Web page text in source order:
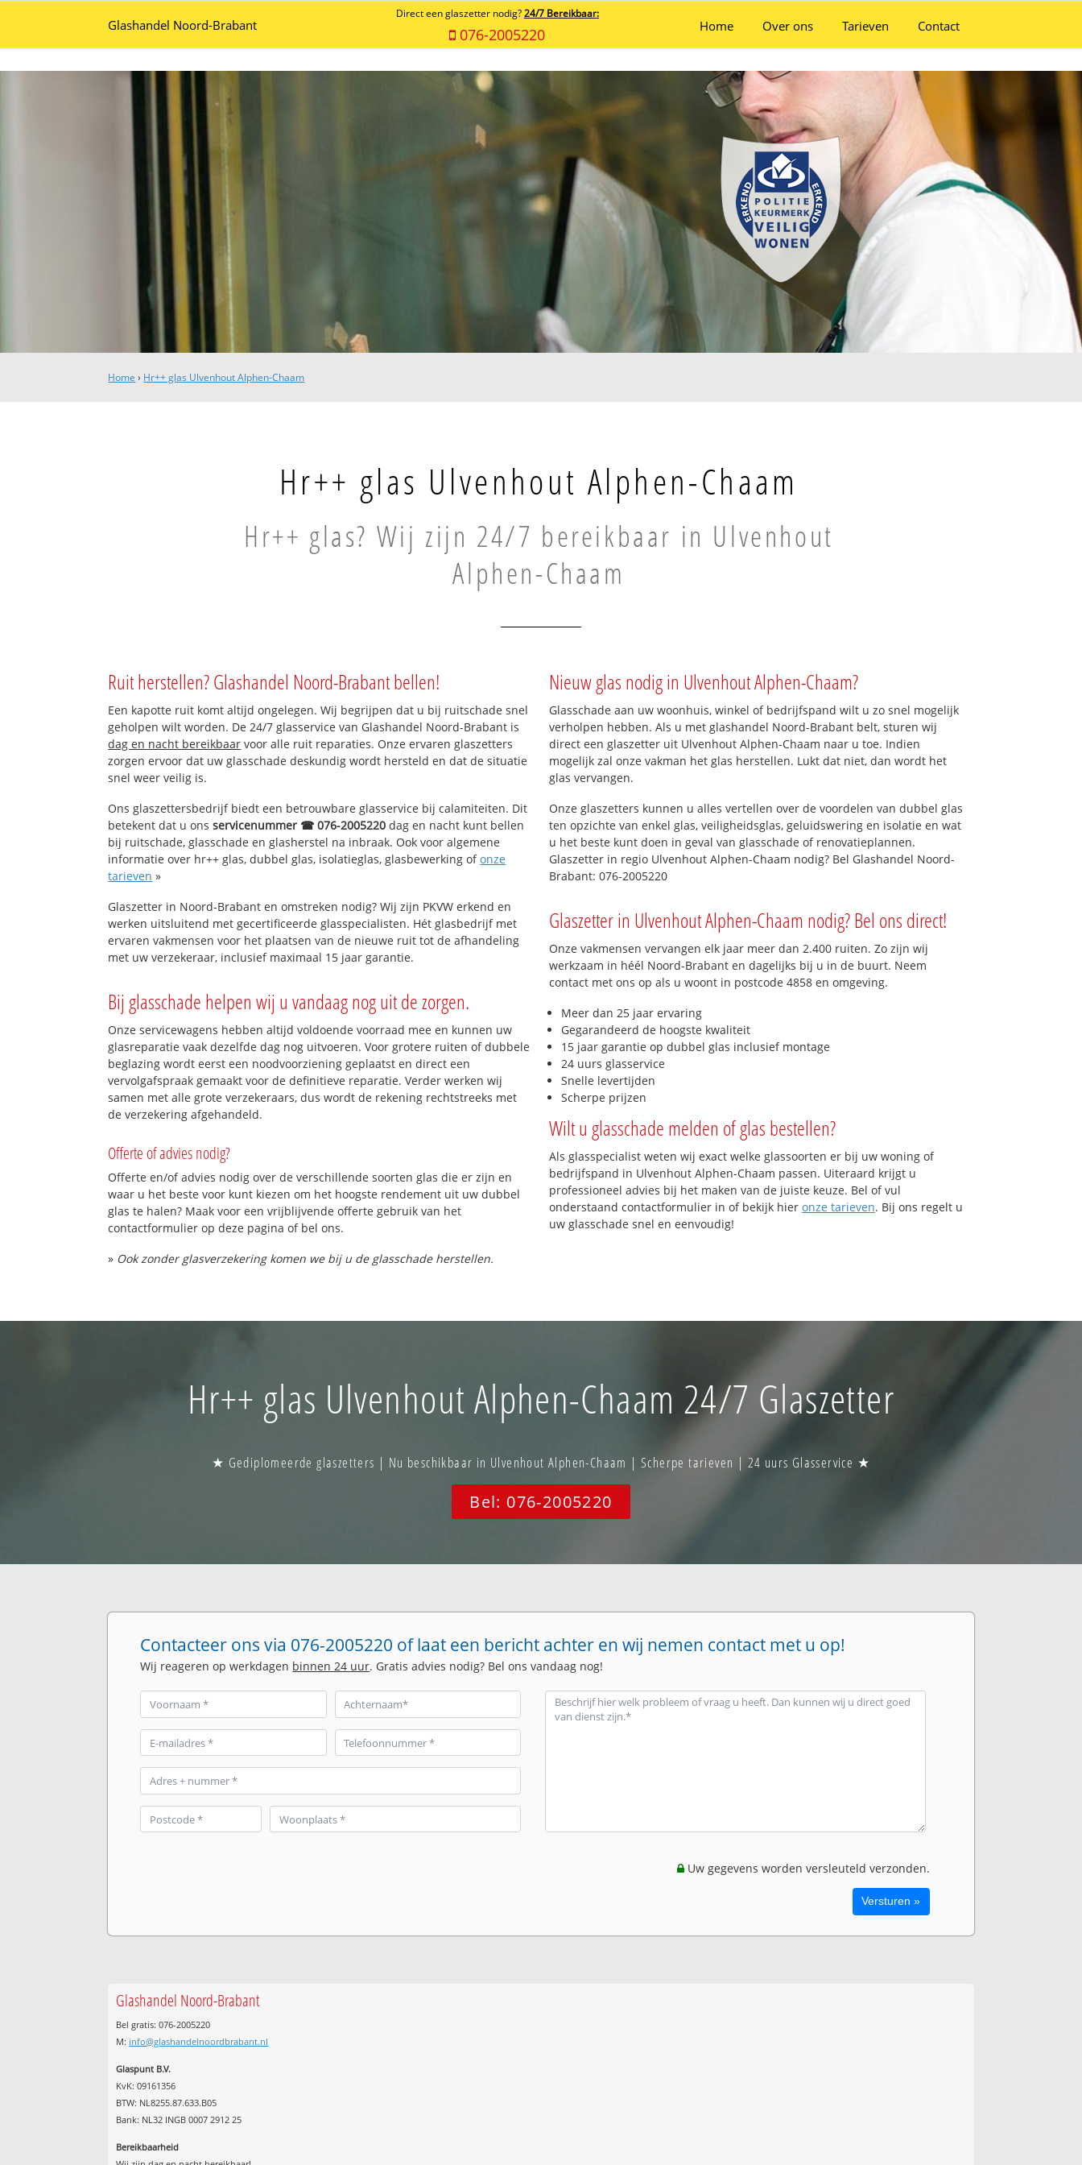
Glashandel Noord-Brabant
Direct een glaszetter nodig? 24/7 Bereikbaar:
076-2005220 Home Over ons Tarieven Contact
Home › Hr++ glas Ulvenhout Alphen-Chaam
Hr++ glas Ulvenhout Alphen-Chaam
Hr++ glas? Wij zijn 24/7 bereikbaar in Ulvenhout
Alphen-Chaam
Ruit herstellen? Glashandel Noord-Brabant bellen!
Een kapotte ruit komt altijd ongelegen. Wij begrijpen dat u bij ruitschade snel
geholpen wilt worden. De 24/7 glasservice van Glashandel Noord-Brabant is
dag en nacht bereikbaar voor alle ruit reparaties. Onze ervaren glaszetters
zorgen ervoor dat uw glasschade deskundig wordt hersteld en dat de situatie
snel weer veilig is.
Ons glaszettersbedrijf biedt een betrouwbare glasservice bij calamiteiten. Dit
betekent dat u onsservicenummer ☎ 076-2005220 dag en nacht kunt bellen
bij ruitschade, glasschade en glasherstel na inbraak. Ook voor algemene
informatie over hr++ glas, dubbel glas, isolatieglas, glasbewerking ofonze
tarieven »
Glaszetter in Noord-Brabant en omstreken nodig? Wij zijn PKVW erkend en
werken uitsluitend met gecertificeerde glasspecialisten. Hét glasbedrijf met
ervaren vakmensen voor het plaatsen van de nieuwe ruit tot de afhandeling
met uw verzekeraar, inclusief maximaal 15 jaar garantie.
Bij glasschade helpen wij u vandaag nog uit de zorgen.
Onze servicewagens hebben altijd voldoende voorraad mee en kunnen uw
glasreparatie vaak dezelfde dag nog uitvoeren. Voor grotere ruiten of dubbele
beglazing wordt eerst een noodvoorziening geplaatst en direct een
vervolgafspraak gemaakt voor de definitieve reparatie. Verder werken wij
samen met alle grote verzekeraars, dus wordt de rekening rechtstreeks met
de verzekering afgehandeld.
Offerte of advies nodig?
Offerte en/of advies nodig over de verschillende soorten glas die er zijn en
waar u het beste voor kunt kiezen om het hoogste rendement uit uw dubbel
glas te halen? Maak voor een vrijblijvende offerte gebruik van het
contactformulier op deze pagina of bel ons.
» Ook zonder glasverzekering komen we bij u de glasschade herstellen.
Nieuw glas nodig in Ulvenhout Alphen-Chaam?
Glasschade aan uw woonhuis, winkel of bedrijfspand wilt u zo snel mogelijk
verholpen hebben. Als u met glashandel Noord-Brabant belt, sturen wij
direct een glaszetter uit Ulvenhout Alphen-Chaam naar u toe. Indien
mogelijk zal onze vakman het glas herstellen. Lukt dat niet, dan wordt het
glas vervangen.
Onze glaszetters kunnen u alles vertellen over de voordelen van dubbel glas
ten opzichte van enkel glas, veiligheidsglas, geluidswering en isolatie en wat
u het beste kunt doen in geval van glasschade of renovatieplannen.
Glaszetter in regio Ulvenhout Alphen-Chaam nodig? Bel Glashandel Noord-
Brabant: 076-2005220
Glaszetter in Ulvenhout Alphen-Chaam nodig? Bel ons direct!
Onze vakmensen vervangen elk jaar meer dan 2.400 ruiten. Zo zijn wij
werkzaam in héél Noord-Brabant en dagelijks bij u in de buurt. Neem
contact met ons op als u woont in postcode 4858 en omgeving.
Meer dan 25 jaar ervaring
Gegarandeerd de hoogste kwaliteit
15 jaar garantie op dubbel glas inclusief montage
24 uurs glasservice
Snelle levertijden
Scherpe prijzen
Wilt u glasschade melden of glas bestellen?
Als glasspecialist weten wij exact welke glassoorten er bij uw woning of
bedrijfspand in Ulvenhout Alphen-Chaam passen. Uiteraard krijgt u
professioneel advies bij het maken van de juiste keuze. Bel of vul
onderstaand contactformulier in of bekijk hier onze tarieven. Bij ons regelt u
uw glasschade snel en eenvoudig!
Hr++ glas Ulvenhout Alphen-Chaam 24/7 Glaszetter
★ Gediplomeerde glaszetters | Nu beschikbaar in Ulvenhout Alphen-Chaam | Scherpe tarieven | 24 uurs Glasservice ★
Bel: 076-2005220
Contacteer ons via 076-2005220 of laat een bericht achter en wij nemen contact met u op!
Wij reageren op werkdagen binnen 24 uur. Gratis advies nodig? Bel ons vandaag nog!
Uw gegevens worden versleuteld verzonden.
Glashandel Noord-Brabant
Bel gratis: 076-2005220
M: info@glashandelnoordbrabant.nl
Glaspunt B.V.
KvK: 09161356
BTW: NL8255.87.633.B05
Bank: NL32 INGB 0007 2912 25
Bereikbaarheid